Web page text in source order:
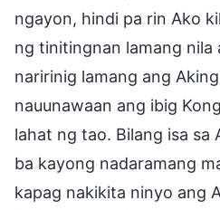
ngayon, hindi pa rin Ako
ng tinitingnan lamang nila
naririnig lamang ang
nauunawaan ang ibig
lahat ng tao. Bilang isa sa
ba kayong nadaramang
kapag nakikita ninyo ang